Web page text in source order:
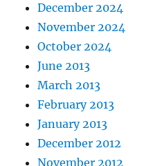
December 2024
November 2024
October 2024
June 2013
March 2013
February 2013
January 2013
December 2012
November 2012